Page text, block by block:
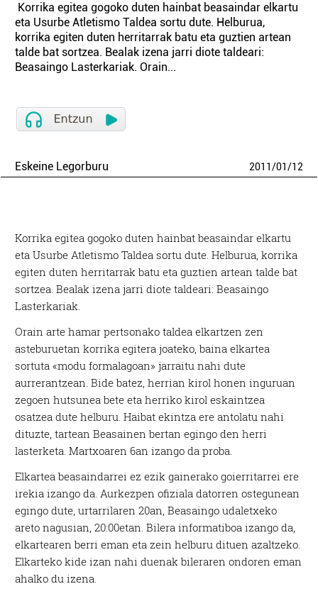
Korrika egitea gogoko duten hainbat beasaindar elkartu
eta Usurbe Atletismo Taldea sortu dute. Helburua,
korrika egiten duten herritarrak batu eta guztien artean
talde bat sortzea. Bealak izena jarri diote taldeari:
Beasaingo Lasterkariak. Orain...
Eskeine Legorburu 2011/01/12
Korrika egitea gogoko duten hainbat beasaindar elkartu
eta Usurbe Atletismo Taldea sortu dute. Helburua, korrika
egiten duten herritarrak batu eta guztien artean talde bat
sortzea. Bealak izena jarri diote taldeari: Beasaingo
Lasterkariak.
Orain arte hamar pertsonako taldea elkartzen zen
asteburuetan korrika egitera joateko, baina elkartea
sortuta «modu formalagoan» jarraitu nahi dute
aurrerantzean. Bide batez, herrian kirol honen inguruan
zegoen hutsunea bete eta herriko kirol eskaintzea
osatzea dute helburu. Haibat ekintza ere antolatu nahi
dituzte, tartean Beasainen bertan egingo den herri
lasterketa. Martxoaren 6an izango da proba.
Elkartea beasaindarrei ez ezik gainerako goierritarrei ere
irekia izango da. Aurkezpen ofiziala datorren ostegunean
egingo dute, urtarrilaren 20an, Beasaingo udaletxeko
areto nagusian, 20:00etan. Bilera informatiboa izango da,
elkartearen berri eman eta zein helburu dituen azaltzeko.
Elkarteko kide izan nahi duenak bileraren ondoren eman
ahalko du izena.